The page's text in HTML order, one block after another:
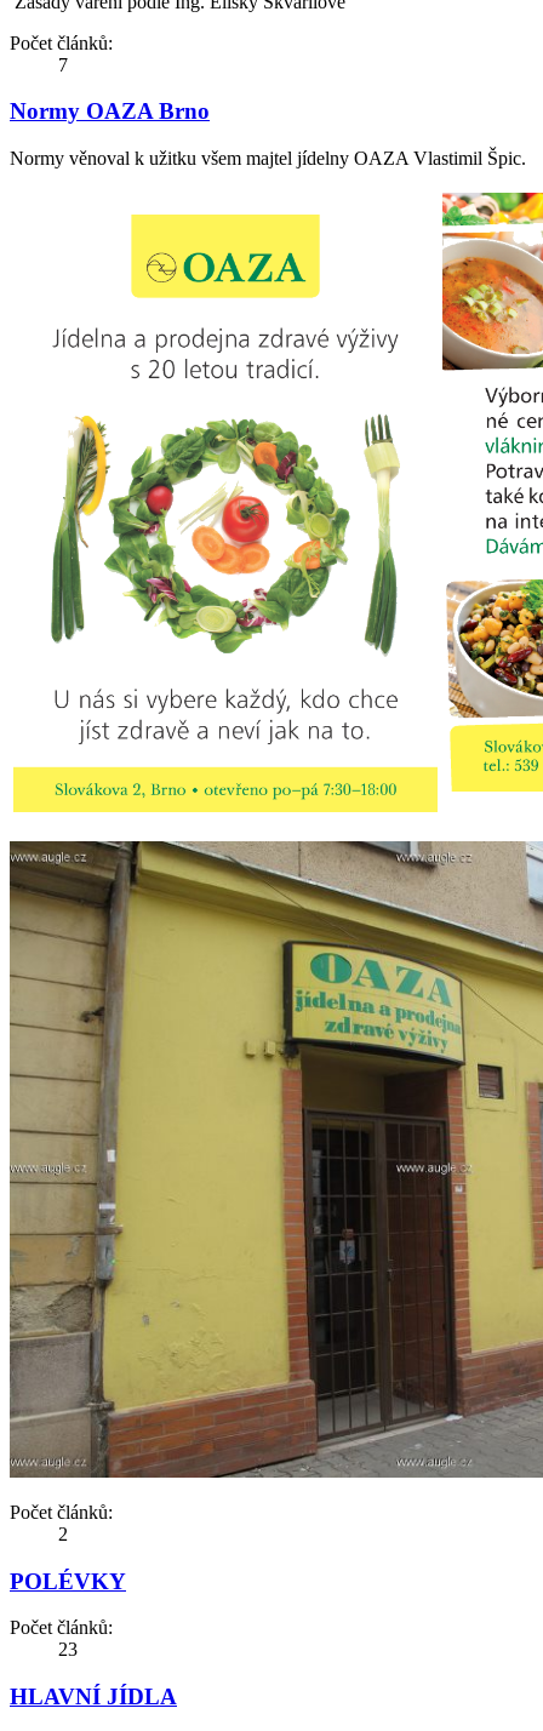
Počet článků:
7
Normy OAZA Brno
Normy věnoval k užitku všem majtel jídelny OAZA Vlastimil Špic.
Počet článků:
2
POLÉVKY
Počet článků:
23
HLAVNÍ JÍDLA